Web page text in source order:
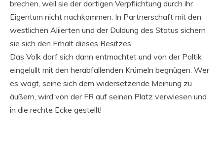
brechen, weil sie der dortigen Verpflichtung durch ihr
Eigentum nicht nachkommen. In Partnerschaft mit den
westlichen Aliierten und der Duldung des Status sichern
sie sich den Erhalt dieses Besitzes .
Das Volk darf sich dann entmachtet und von der Poltik
eingelullt mit den herabfallenden Krümeln begnügen. Wer
es wagt, seine sich dem widersetzende Meinung zu
äußern, wird von der FR auf seinen Platz verwiesen und
in die rechte Ecke gestellt!